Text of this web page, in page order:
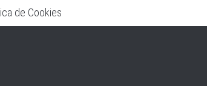
de Cookies